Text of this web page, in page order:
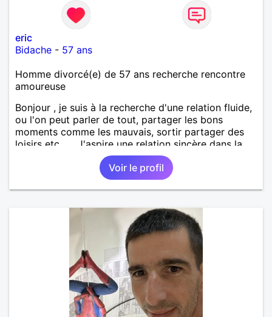
eric
Bidache - 57 ans
Homme divorcé(e) de 57 ans recherche rencontre
amoureuse
Bonjour , je suis à la recherche d'une relation fluide,
ou l'on peut parler de tout, partager les bons
moments comme les mauvais, sortir partager des
loisirs etc.... . J'aspire une relation sincère dans la
Voir le profil